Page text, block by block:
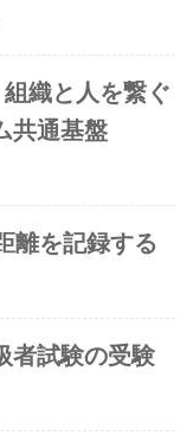
織と人を繋ぐ
共通基盤
離を記録する
者試験の受験